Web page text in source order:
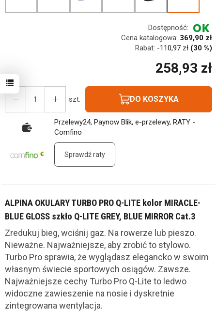
Dostępność:
Cena katalogowa: 369,90 zł
Rabat: -110,97 zł (30 %)
258,93 zł
szt. DO KOSZYKA
Przelewy24, Paynow Blik, e-przelewy, RATY -
Comfino
Sprawdź raty
ALPINA OKULARY TURBO PRO Q-LITE kolor MIRACLE-
BLUE GLOSS szkło Q-LITE GREY, BLUE MIRROR Cat.3
Zredukuj bieg, wciśnij gaz. Na rowerze lub pieszo.
Nieważne. Najważniejsze, aby zrobić to stylowo.
Turbo Pro sprawia, że ​​wyglądasz elegancko w swoim
własnym świecie sportowych osiągów. Zawsze.
Najważniejsze cechy Turbo Pro Q-Lite to ledwo
widoczne zawieszenie na nosie i dyskretnie
zintegrowana wentylacja.